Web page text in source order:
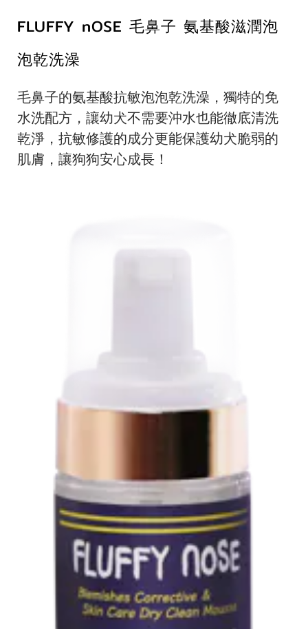
FLUFFY nOSE 毛鼻子 氨基酸滋潤泡
泡乾洗澡
毛鼻子的氨基酸抗敏泡泡乾洗澡，獨特的免
水洗配方，讓幼犬不需要沖水也能徹底清洗
乾淨，抗敏修護的成分更能保護幼犬脆弱的
肌膚，讓狗狗安心成長！